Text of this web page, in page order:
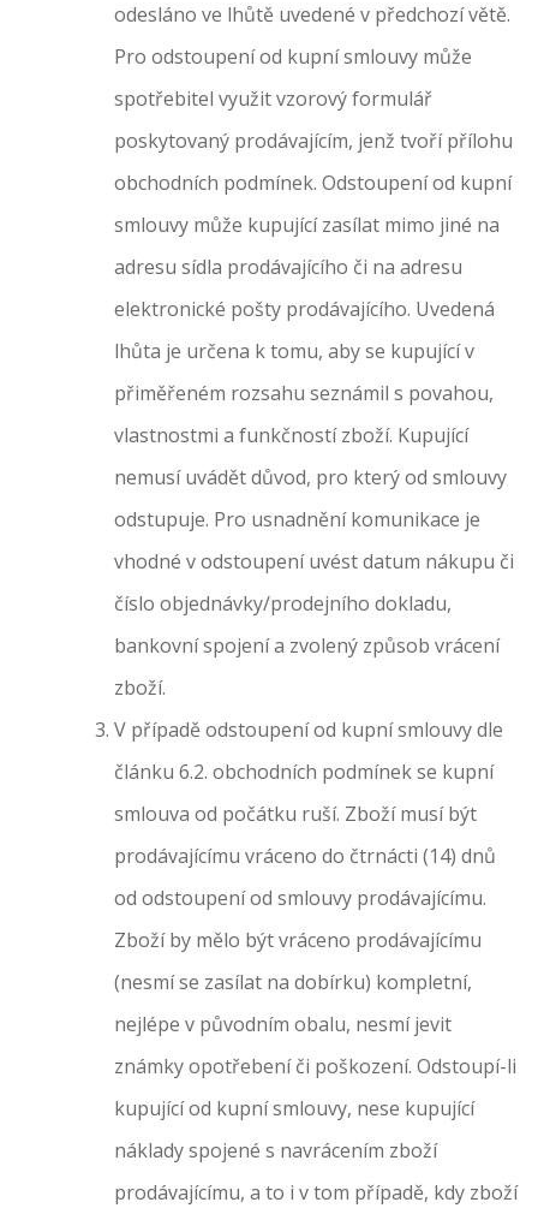
odesláno ve lhůtě uvedené v předchozí větě.
Pro odstoupení od kupní smlouvy může
spotřebitel využit vzorový formulář
poskytovaný prodávajícím, jenž tvoří přílohu
obchodních podmínek. Odstoupení od kupní
smlouvy může kupující zasílat mimo jiné na
adresu sídla prodávajícího či na adresu
elektronické pošty prodávajícího. Uvedená
lhůta je určena k tomu, aby se kupující v
přiměřeném rozsahu seznámil s povahou,
vlastnostmi a funkčností zboží. Kupující
nemusí uvádět důvod, pro který od smlouvy
odstupuje. Pro usnadnění komunikace je
vhodné v odstoupení uvést datum nákupu či
číslo objednávky/pro­dejního dokladu,
bankovní spojení a zvolený způsob vrácení
zboží.
V případě odstoupení od kupní smlouvy dle
článku 6.2. obchodních podmínek se kupní
smlouva od počátku ruší. Zboží musí být
prodávajícímu vráceno do čtrnácti (14) dnů
od odstoupení od smlouvy prodávajícímu.
Zboží by mělo být vráceno prodávajícímu
(nesmí se zasílat na dobírku) kompletní,
nejlépe v původním obalu, nesmí jevit
známky opotřebení či poškození. Odstoupí-li
kupující od kupní smlouvy, nese kupující
náklady spojené s navrácením zboží
prodávajícímu, a to i v tom případě, kdy zboží